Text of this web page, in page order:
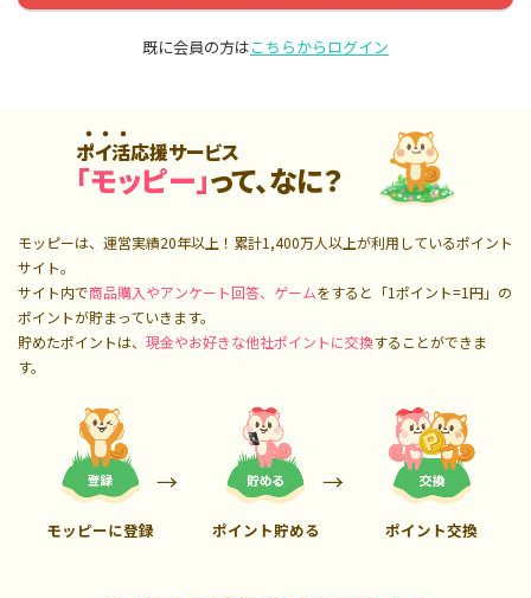
既に会員の方はこちらからログイン
ポイ活応援サービス
「モッピー」って、なに？
モッピーは、運営実績20年以上！累計1,400万人以上が利用しているポイント
サイト。
サイト内で商品購入やアンケート回答、ゲームをすると「1ポイント=1円」の
ポイントが貯まっていきます。
貯めたポイントは、 現金やお好きな他社ポイントに交換することができま
す。
モッピーに登録 ポイント貯める ポイント交換